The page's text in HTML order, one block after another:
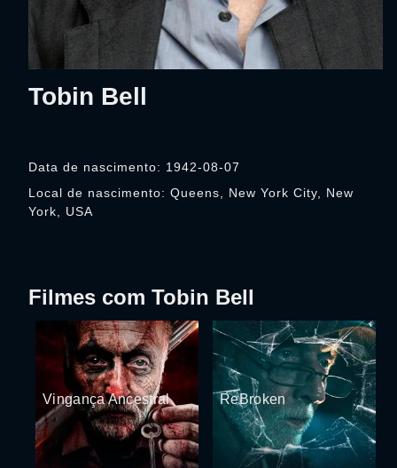
Tobin Bell
Data de nascimento: 1942-08-07
Local de nascimento: Queens, New York City, New
York, USA
Filmes com Tobin Bell
Vingança Ancestral ReBroken